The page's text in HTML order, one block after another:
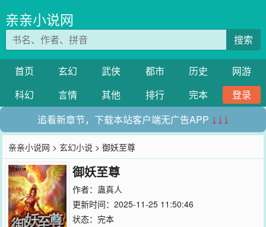
亲亲小说网
搜索
首页 玄幻 武侠 都市 历史
网游
科幻
言情 其他 排行 完本
登录
追看新章节，下载本站客户端无广告APP ↓↓↓
亲亲小说网 >玄幻小说 > 御妖至尊
御妖至尊
作者： 蛊真人
更新时间：2025-11-25 11:50:46
状态：完本